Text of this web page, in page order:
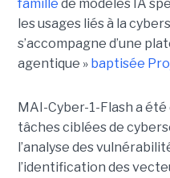
famille de modèles IA
les usages liés à la
s’accompagne d’une
agentique » baptisée
MAI-Cyber-1-Flash a
tâches ciblées de
l’analyse des
l’identification des